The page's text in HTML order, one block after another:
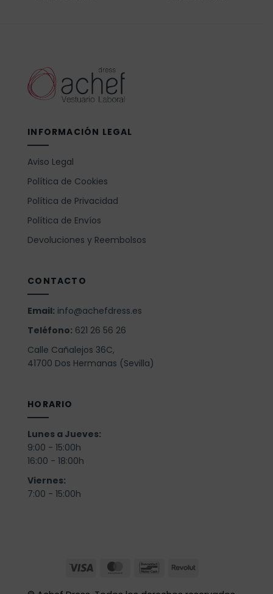
INFORMACIÓN LEGAL
Aviso Legal
Política de Cookies
Política de Privacidad
Política de Envíos
Devoluciones y Reembolsos
CONTACTO
Email: info@achefdress.es
Teléfono: 621 26 56 26
Calle Cañalejos 36C,
41700 Dos Hermanas (Sevilla)
HORARIO
Lunes a Jueves:
9:00 - 15:00h
16:00 - 18:00h
Viernes:
7:00 - 15:00h